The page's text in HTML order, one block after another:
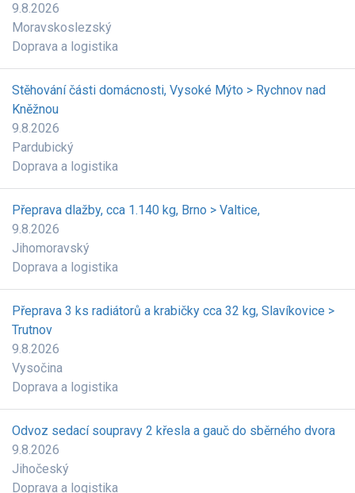
9.8.2026
Moravskoslezský
Doprava a logistika
Stěhování části domácnosti, Vysoké Mýto > Rychnov nad
Kněžnou
9.8.2026
Pardubický
Doprava a logistika
Přeprava dlažby, cca 1.140 kg, Brno > Valtice,
9.8.2026
Jihomoravský
Doprava a logistika
Přeprava 3 ks radiátorů a krabičky cca 32 kg, Slavíkovice >
Trutnov
9.8.2026
Vysočina
Doprava a logistika
Odvoz sedací soupravy 2 křesla a gauč do sběrného dvora
9.8.2026
Jihočeský
Doprava a logistika